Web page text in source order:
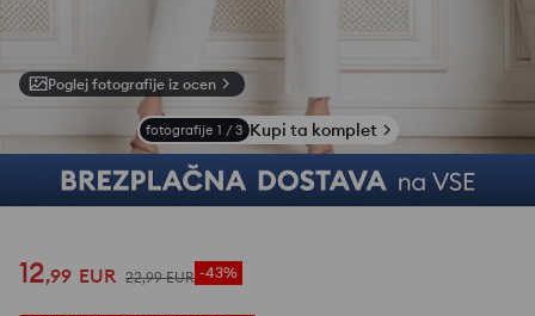
Poglej fotografije iz ocen
fotografije 1 / 3 Kupi ta komplet
12,99 EUR 22,99 EUR -43%